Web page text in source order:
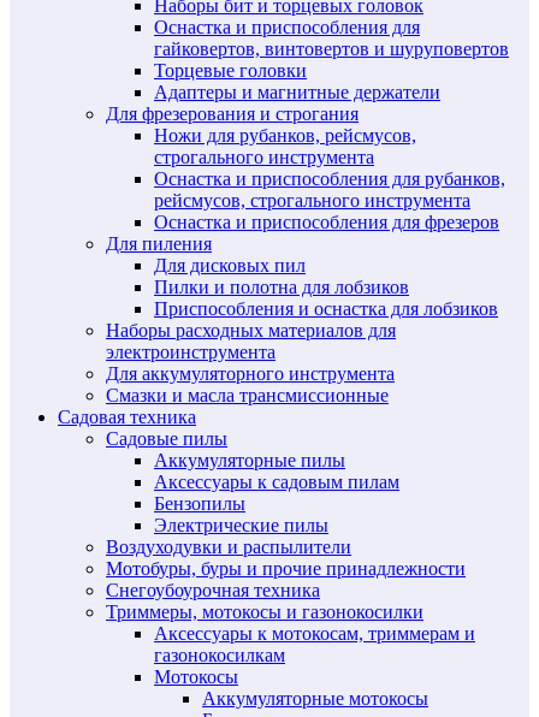
Наборы бит и торцевых головок
Оснастка и приспособления для
гайковертов, винтовертов и шуруповертов
Торцевые головки
Адаптеры и магнитные держатели
Для фрезерования и строгания
Ножи для рубанков, рейсмусов,
строгального инструмента
Оснастка и приспособления для рубанков,
рейсмусов, строгального инструмента
Оснастка и приспособления для фрезеров
Для пиления
Для дисковых пил
Пилки и полотна для лобзиков
Приспособления и оснастка для лобзиков
Наборы расходных материалов для
электроинструмента
Для аккумуляторного инструмента
Смазки и масла трансмиссионные
Садовая техника
Садовые пилы
Аккумуляторные пилы
Аксессуары к садовым пилам
Бензопилы
Электрические пилы
Воздуходувки и распылители
Мотобуры, буры и прочие принадлежности
Снегоубоурочная техника
Триммеры, мотокосы и газонокосилки
Аксессуары к мотокосам, триммерам и
газонокосилкам
Мотокосы
Аккумуляторные мотокосы